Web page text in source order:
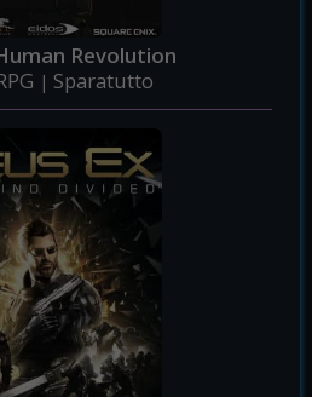
Revolution
| Sparatutto